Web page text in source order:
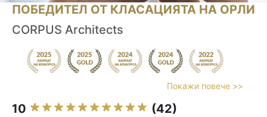
ПОБЕДИТЕЛ ОТ КЛАСАЦИЯТА НА ОРЛИ
CORPUS Architects
Покажи повече >>
10 (42)